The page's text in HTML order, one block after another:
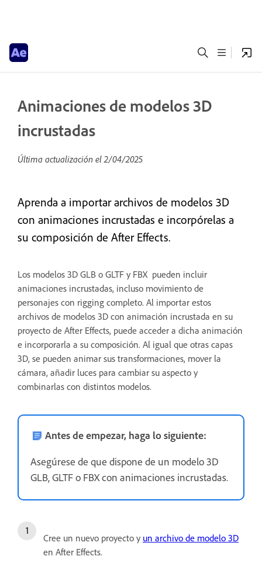
Animaciones de modelos 3D
incrustadas
Última actualización el2/04/2025
Aprenda a importar archivos de modelos 3D
con animaciones incrustadas e incorpórelas a
su composición de After Effects.
Los modelos 3D GLB o GLTF y FBX pueden incluir
animaciones incrustadas, incluso movimiento de
personajes con rigging completo. Al importar estos
archivos de modelos 3D con animación incrustada en su
proyecto de After Effects, puede acceder a dicha animación
e incorporarla a su composición. Al igual que otras capas
3D, se pueden animar sus transformaciones, mover la
cámara, añadir luces para cambiar su aspecto y
combinarlas con distintos modelos.
Antes de empezar, haga lo siguiente:
Asegúrese de que dispone de un modelo 3D
GLB, GLTF o FBX con animaciones incrustadas.
Cree un nuevo proyecto y un archivo de modelo 3D
en After Effects.